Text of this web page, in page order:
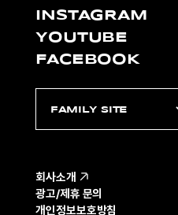
INSTAGRAM
YOUTUBE
FACEBOOK
FAMILY SITE
회사소개
광고/제휴 문의
개인정보보호방침